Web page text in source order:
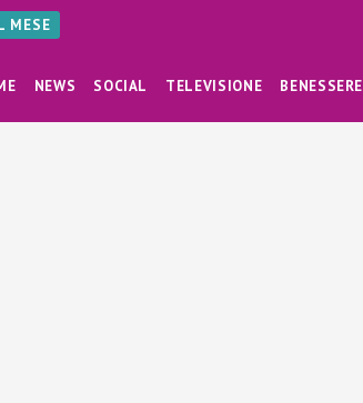
MESE
NEWS SOCIAL TELEVISIONE BENESSERE